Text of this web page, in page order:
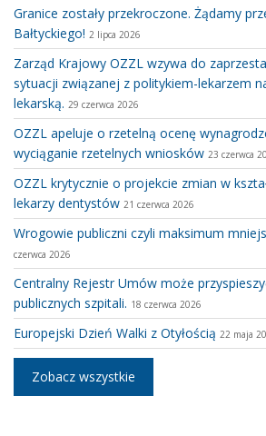
Granice zostały przekroczone. Żądamy
Bałtyckiego! 2 lipca 2026
Zarząd Krajowy OZZL wzywa do
sytuacji związanej z politykiem-lekarzem
lekarską. 29 czerwca 2026
OZZL apeluje o rzetelną ocenę
wyciąganie rzetelnych wniosków 23 czerwca
OZZL krytycznie o projekcie zmian w
lekarzy dentystów 21 czerwca 2026
Wrogowie publiczni czyli maksimum
czerwca 2026
Centralny Rejestr Umów może
publicznych szpitali. 18 czerwca 2026
Europejski Dzień Walki z Otyłością 22 maja
Zobacz wszystkie